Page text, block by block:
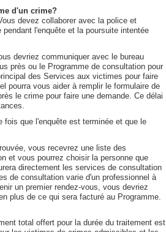
d'un crime?
devez collaborer avec la police et
l'enquête et la poursuite intentée
devriez communiquer avec le bureau
près ou le Programme de consultation pour
des Services aux victimes pour faire
pourra vous aider à remplir le formulaire de
le crime pour faire une demande. Ce délai
fois que l'enquête est terminée et que le
vous recevrez une liste des
et vous pourrez choisir la personne que
directement les services de consultation
de consultation varie d'un professionnel à
un premier rendez-vous, vous devriez
plus de ce qui sera facturé au Programme.
total offert pour la durée du traitement est